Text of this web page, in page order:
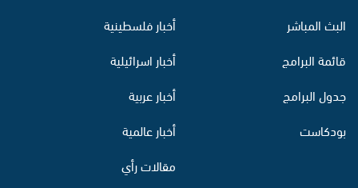
البث المباشر
قائمة البرامج
جدول البرامج
بودكاست
أخبار فلسطينية
أخبار اسرائيلية
أخبار عربية
أخبار عالمية
مقالات رأي